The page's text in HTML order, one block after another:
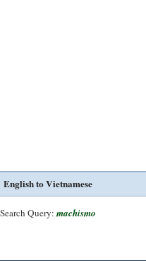
English to Vietnamese
Search Query: machismo